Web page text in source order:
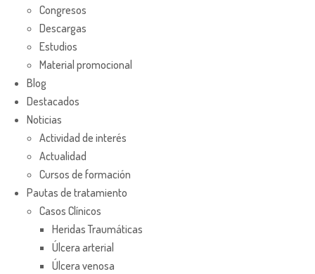
Congresos
Descargas
Estudios
Material promocional
Blog
Destacados
Noticias
Actividad de interés
Actualidad
Cursos de formación
Pautas de tratamiento
Casos Clínicos
Heridas Traumáticas
Úlcera arterial
Úlcera venosa